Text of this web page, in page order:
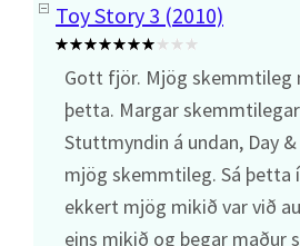
Toy Story 3 (2010)
Gott fjör. Mjög skemmtileg
þetta. Margar
Stuttmyndin á undan, Day
mjög skemmtileg. Sá þetta
ekkert mjög mikið var við
eins mikið og þegar maður